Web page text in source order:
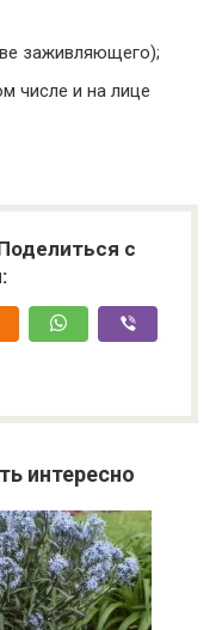
заживляющего);
числе и на лице
с
интересно